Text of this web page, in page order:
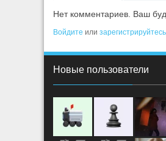
Нет комментариев. Ваш
Войдите или зарегистрируйтесь
Новые пользователи